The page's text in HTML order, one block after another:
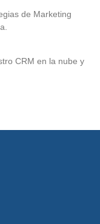
de Marketing
CRM en la nube y